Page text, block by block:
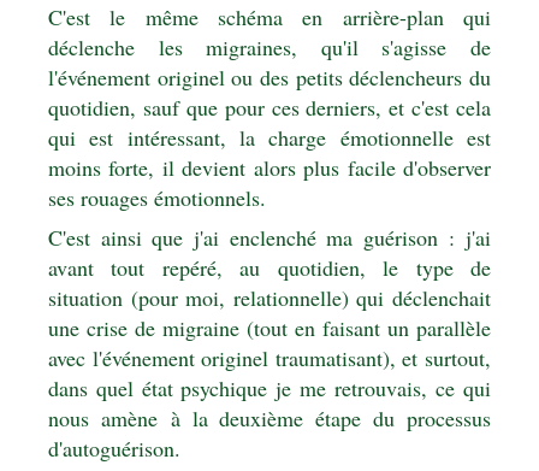
C'est le même schéma en arrière-plan qui
déclenche les migraines, qu'il s'agisse de
l'événement originel ou des petits déclencheurs du
quotidien, sauf que pour ces derniers, et c'est cela
qui est intéressant, la charge émotionnelle est
moins forte, il devient alors plus facile d'observer
ses rouages émotionnels.
C'est ainsi que j'ai enclenché ma guérison : j'ai
avant tout repéré, au quotidien, le type de
situation (pour moi, relationnelle) qui déclenchait
une crise de migraine (tout en faisant un parallèle
avec l'événement originel traumatisant), et surtout,
dans quel état psychique je me retrouvais,ce qui
nous amène à la deuxième étape du processus
d'autoguérison.